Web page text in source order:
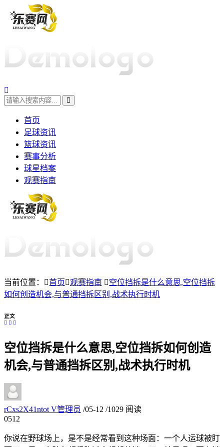
首页
足球资讯
篮球资讯
赛事分析
球星档案
观赛指南
当前位置： 首页 观赛指南
空位挡拆是什么意思,空位挡拆
如何创造机会,与普通挡拆区别,战术执行时机
正文
空位挡拆是什么意思,空位挡拆如何创造
机会,与普通挡拆区别,战术执行时机
rCxs2X41ntot V管理员 /05-12 /1029 阅读
0512
你说在野球场上，是不是经常看到这种场面：一个人运球被盯